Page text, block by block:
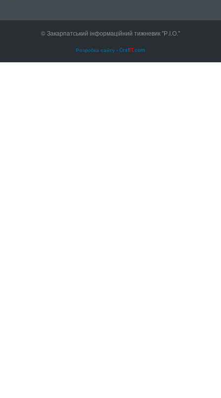
© Закарпатський інформаційний тижневик "Р.І.О."
Розробка сайту - CrafIT.com